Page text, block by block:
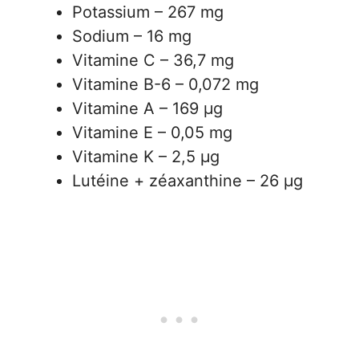
Potassium – 267 mg
Sodium – 16 mg
Vitamine C – 36,7 mg
Vitamine B-6 – 0,072 mg
Vitamine A – 169 µg
Vitamine E – 0,05 mg
Vitamine K – 2,5 µg
Lutéine + zéaxanthine – 26 µg